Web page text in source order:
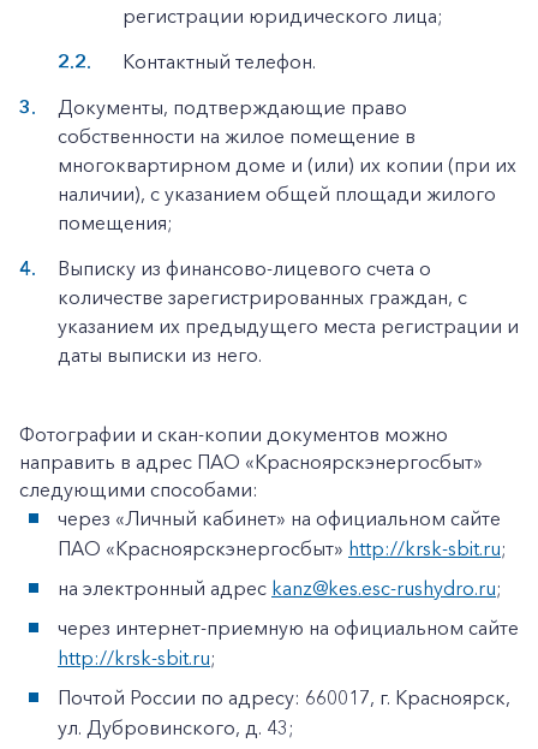
регистрации юридического лица;
Контактный телефон.
Документы, подтверждающие право
собственности на жилое помещение в
многоквартирном доме и (или) их копии (при их
наличии), с указанием общей площади жилого
помещения;
Выписку из финансово-лицевого счета о
количестве зарегистрированных граждан, с
указанием их предыдущего места регистрации и
даты выписки из него.
Фотографии и скан-копии документов можно
направить в адрес ПАО «Красноярскэнергосбыт»
следующими способами:
через «Личный кабинет» на официальном сайте
ПАО «Красноярскэнергосбыт» http://krsk-sbit.ru;
на электронный адрес kanz@kes.esc-rushydro.ru;
через интернет-приемную на официальном сайте
http://krsk-sbit.ru;
Почтой России по адресу: 660017, г. Красноярск,
ул. Дубровинского, д. 43;